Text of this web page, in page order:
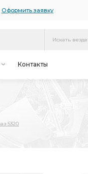
Оформить заявку
Искать везде
Контакты
5320